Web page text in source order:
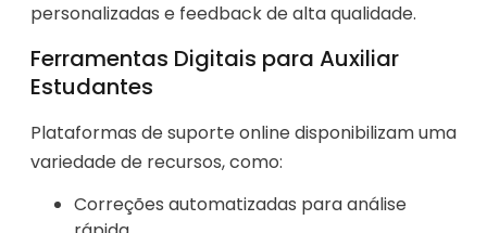
personalizadas e feedback de alta qualidade.
Ferramentas Digitais para Auxiliar
Estudantes
Plataformas de suporte online disponibilizam uma
variedade de recursos, como:
Correções automatizadas para análise